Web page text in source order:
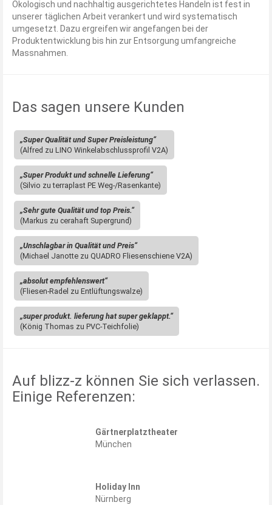
Ökologisch und nachhaltig ausgerichtetes Handeln ist fest in
unserer täglichen Arbeit verankert und wird systematisch
umgesetzt. Dazu ergreifen wir angefangen bei der
Produktentwicklung bis hin zur Entsorgung umfangreiche
Massnahmen.
Das sagen unsere Kunden
„Super Qualität und Super Preisleistung“
(Alfred zu LINO Winkelabschlussprofil V2A)
„Super Produkt und schnelle Lieferung“
(Silvio zu terraplast PE Weg-/Rasenkante)
„Sehr gute Qualität und top Preis.“
(Markus zu cerahaft Supergrund)
„Unschlagbar in Qualität und Preis“
(Michael Janotte zu QUADRO Fliesenschiene V2A)
„absolut empfehlenswert“
(Fliesen-Radel zu Entlüftungswalze)
„super produkt. lieferung hat super geklappt.“
(König Thomas zu PVC-Teichfolie)
Auf blizz-z können Sie sich verlassen.
Einige Referenzen:
Gärtnerplatztheater
München
Holiday Inn
Nürnberg